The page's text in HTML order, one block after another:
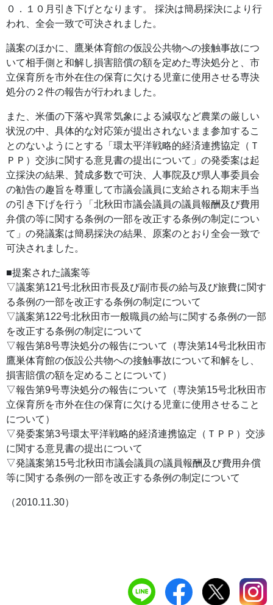
０．１０月引き下げとなります。 採決は簡易採決により行
われ、全会一致で可決されました。
議案のほかに、鷹巣体育館の仮設公共物への接触事故につ
いて相手側と和解し損害賠償の額を定めた専決処分と、市
立保育所を市外在住の保育に欠ける児童に使用させる専決
処分の２件の報告が行われました。
また、米価の下落や異常気象による減収など農業の厳しい
状況の中、具体的な対応策が提出されないまま参加するこ
とのないようにとする「環太平洋戦略的経済連携協定（Ｔ
ＰＰ）交渉に関する意見書の提出について」の発委案は起
立採決の結果、賛成多数で可決、人事院及び県人事委員会
の勧告の趣旨を尊重して市議会議員に支給される期末手当
の引き下げを行う「北秋田市議会議員の議員報酬及び費用
弁償の等に関する条例の一部を改正する条例の制定につい
て」の発議案は簡易採決の結果、原案のとおり全会一致で
可決されました。
■提案された議案等
▽議案第121号北秋田市長及び副市長の給与及び旅費に関す
る条例の一部を改正する条例の制定について
▽議案第122号北秋田市一般職員の給与に関する条例の一部
を改正する条例の制定について
▽報告第8号専決処分の報告について（専決第14号北秋田市
鷹巣体育館の仮設公共物への接触事故について和解をし、
損害賠償の額を定めることについて）
▽報告第9号専決処分の報告について（専決第15号北秋田市
立保育所を市外在住の保育に欠ける児童に使用させること
について）
▽発委案第3号環太平洋戦略的経済連携協定（ＴＰＰ）交渉
に関する意見書の提出について
▽発議案第15号北秋田市議会議員の議員報酬及び費用弁償
等に関する条例の一部を改正する条例の制定について
（2010.11.30）